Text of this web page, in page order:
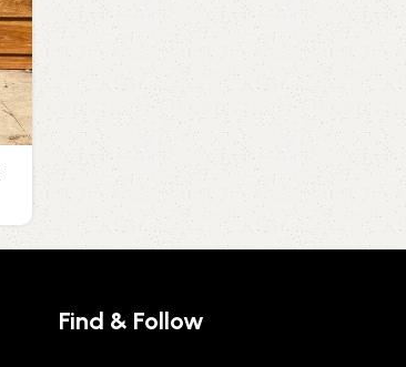
Find & Follow